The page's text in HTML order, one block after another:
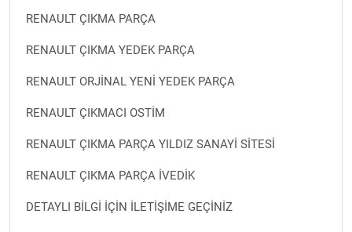
RENAULT ÇIKMA PARÇA
RENAULT ÇIKMA YEDEK PARÇA
RENAULT ORJİNAL YENİ YEDEK PARÇA
RENAULT ÇIKMACI OSTİM
RENAULT ÇIKMA PARÇA YILDIZ SANAYİ SİTESİ
RENAULT ÇIKMA PARÇA İVEDİK
DETAYLI BİLGİ İÇİN İLETİŞİME GEÇİNİZ